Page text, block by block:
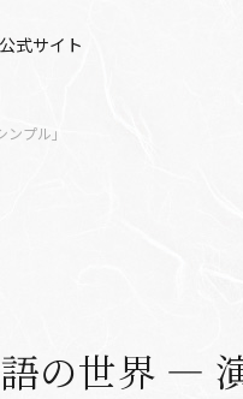
式サイト
プル」
の世界 ―